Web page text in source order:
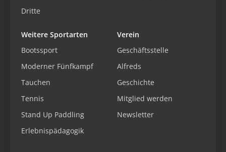
Dritte
Weitere Sportarten
Bootssport
Moderner Fünfkampf
Tauchen
Tennis
Stand Up Paddling
Erlebnispädagogik
Verein
Geschäftsstelle
Alfreds
Geschichte
Mitglied werden
Newsletter